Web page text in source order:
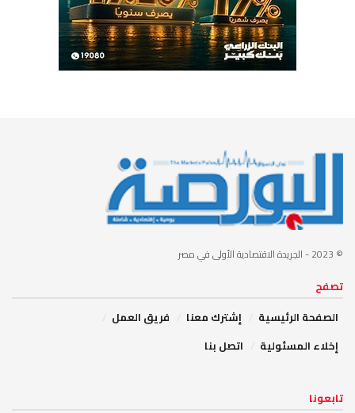
© 2023 - الجريدة الاقتصادية الأولى في مصر
تصفح
الصفحة الرئيسية
إشترك معنا
فريق العمل
إخلاء المسئولية
اتصل بنا
تابعونا